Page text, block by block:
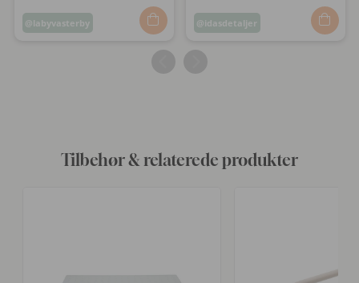
Opslag
labyvasterby
Opslag
idasdetaljer
Tilbehør & relaterede produkter